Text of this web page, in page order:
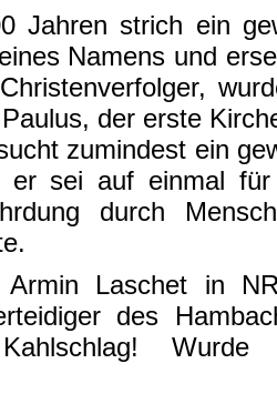
Jahren strich ein
Namens und
Paulus, der erste
zumindest ein
er sei auf einmal
durch
Armin Laschet in
des
Kahlschlag!